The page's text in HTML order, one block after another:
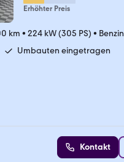
Erhöhter Preis
km • 224 kW (305 PS) • Benzin
Umbauten eingetragen
Kontakt